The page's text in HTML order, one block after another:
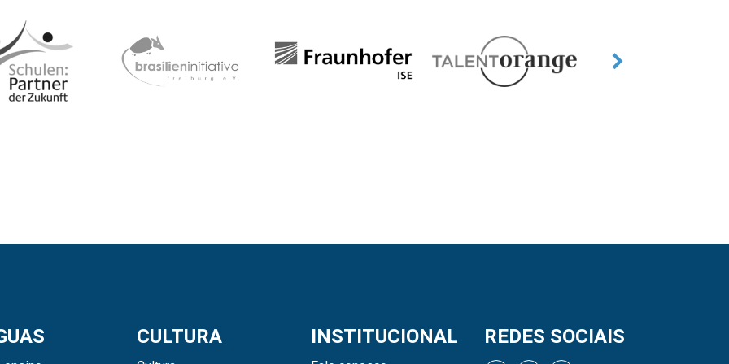
CULTURA INSTITUCIONAL REDES SOCIAIS